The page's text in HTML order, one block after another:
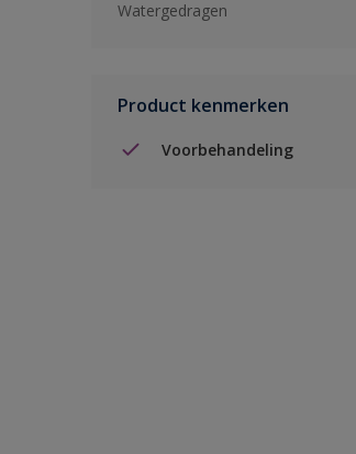
Watergedragen
Product kenmerken
Voorbehandeling